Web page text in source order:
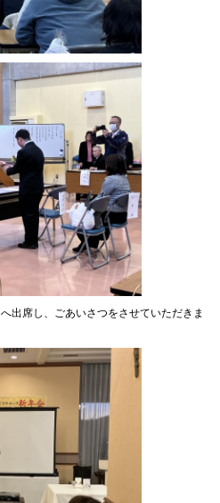
出席し、ごあいさつをさせていただきま